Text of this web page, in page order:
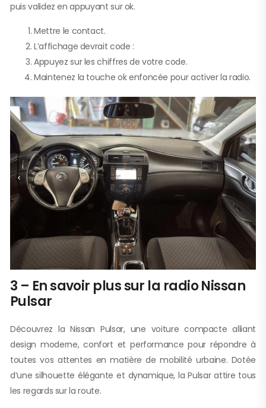
puis validez en appuyant sur ok.
Mettre le contact.
L’affichage devrait code :
Appuyez sur les chiffres de votre code.
Maintenez la touche ok enfoncée pour activer la radio.
3 – En savoir plus sur la radio Nissan
Pulsar
Découvrez la Nissan Pulsar, une voiture compacte alliant
design moderne, confort et performance pour répondre à
toutes vos attentes en matière de mobilité urbaine. Dotée
d’une silhouette élégante et dynamique, la Pulsar attire tous
les regards sur la route.